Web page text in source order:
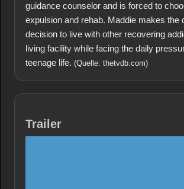
guidance counselor and is forced to
expulsion and rehab. Maddie makes the
decision to live with other recovering
living facility while facing the daily
teenage life. (Quelle: thetvdb.com)
Trailer